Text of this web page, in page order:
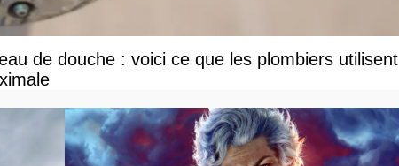
de douche : voici ce que les plombiers utilisent